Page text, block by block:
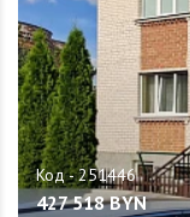
427 518 BYN